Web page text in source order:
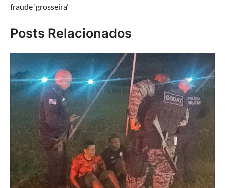
fraude ‘grosseira’
Posts Relacionados